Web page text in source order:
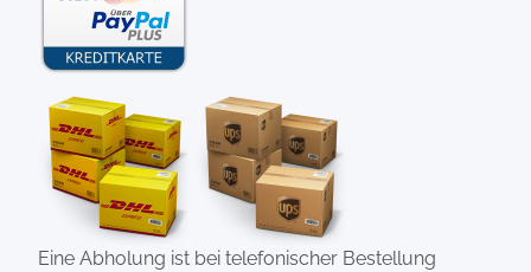
Eine Abholung ist bei telefonischer Bestellung